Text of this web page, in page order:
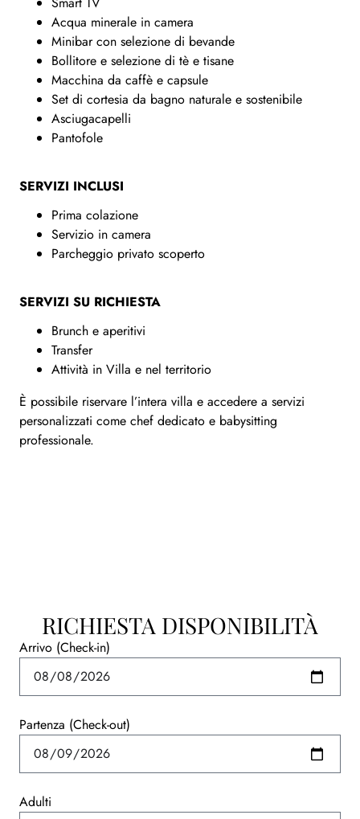
Acqua minerale in camera
Minibar con selezione di bevande
Bollitore e selezione di tè e tisane
Macchina da caffè e capsule
Set di cortesia da bagno naturale e sostenibile
Asciugacapelli
Pantofole
SERVIZI INCLUSI
Prima colazione
Servizio in camera
Parcheggio privato scoperto
SERVIZI SU RICHIESTA
Brunch e aperitivi
Transfer
Attività in Villa e nel territorio
È possibile riservare l’intera villa e accedere a servizi
personalizzati come chef dedicato e babysitting
professionale.
RICHIESTA DISPONIBILITÀ
Arrivo (Check-in)
Partenza (Check-out)
Adulti